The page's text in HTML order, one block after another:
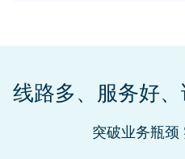
线路多、服务好
突破业务瓶颈